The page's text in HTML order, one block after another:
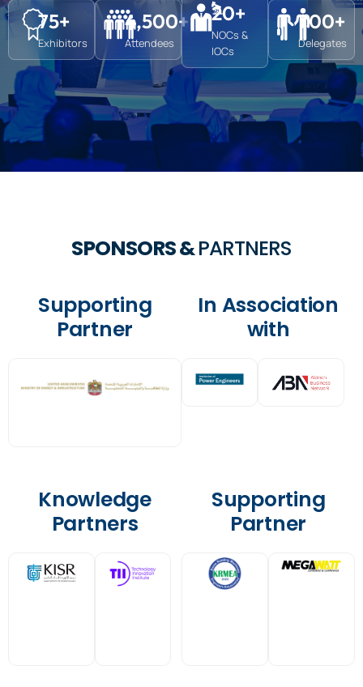
Exhibitors
75+
Attendees
4,500+
NOCs &
IOCs
20+
Delegates
700+
SPONSORS &PARTNERS
Supporting
Partner
In Association
with
Knowledge
Partners
Supporting
Partner